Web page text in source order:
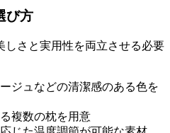
び方
しさと実用性を両立させる必要
ージュなどの清潔感のある色を
複数の枕を用意